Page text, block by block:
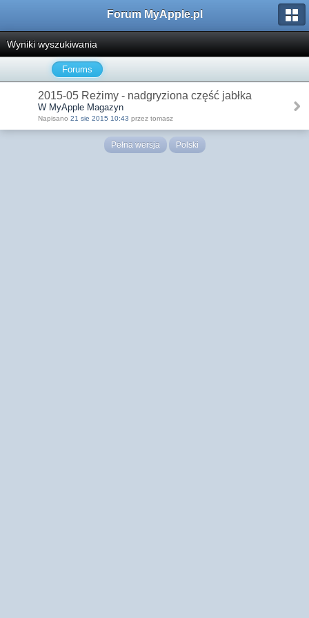
Forum MyApple.pl
Wyniki wyszukiwania
Forums
2015-05 Reżimy - nadgryziona część jabłka
W MyApple Magazyn
Napisano 21 sie 2015 10:43 przez tomasz
Pełna wersja Polski